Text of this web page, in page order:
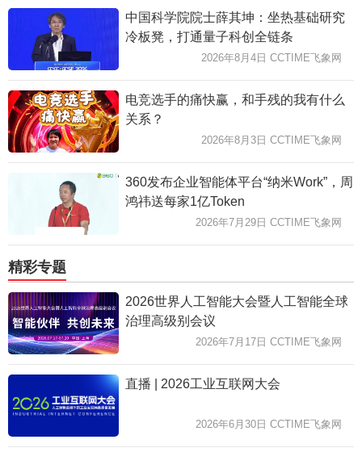
中国科学院院士薛其坤：坐热基础研究
冷板凳，打通量子科创全链条
2026年8月4日 CCTIME飞象网
电竞选手的痛快赢，和手残的我有什么
关系？
2026年8月3日 CCTIME飞象网
360发布企业智能体平台“纳米Work”，周
鸿祎送每家1亿Token
2026年7月29日 CCTIME飞象网
精彩专题
2026世界人工智能大会暨人工智能全球
治理高级别会议
2026年7月17日 CCTIME飞象网
直播 | 2026工业互联网大会
2026年6月30日 CCTIME飞象网